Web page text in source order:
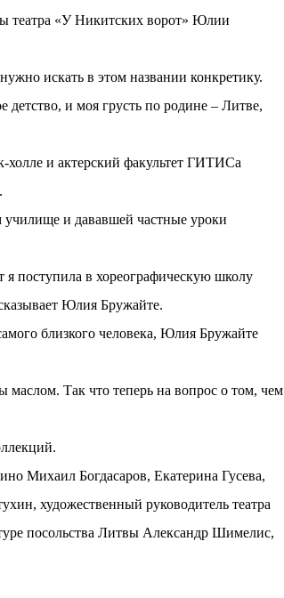
театра «У Никитских ворот» Юлии
искать в этом названии конкретику.
и моя грусть по родине – Литве,
и актерский факультет ГИТИСа
училище и дававшей частные уроки
поступила в хореографическую школу
Юлия Бружайте.
близкого человека, Юлия Бружайте
маслом. Так что теперь на вопрос о том, чем
Михаил Богдасаров, Екатерина Гусева,
художественный руководитель театра
посольства Литвы Александр Шимелис,